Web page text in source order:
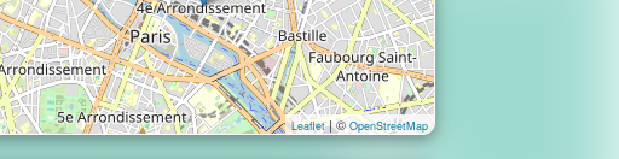
Leaflet| ©OpenStreetMap